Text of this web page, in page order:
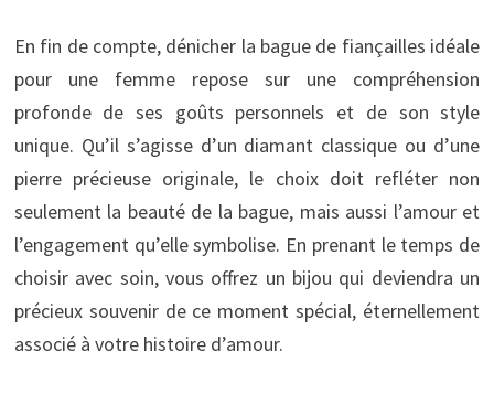
En fin de compte, dénicher la bague de fiançailles idéale
pour une femme repose sur une compréhension
profonde de ses goûts personnels et de son style
unique. Qu’il s’agisse d’un diamant classique ou d’une
pierre précieuse originale, le choix doit refléter non
seulement la beauté de la bague, mais aussi l’amour et
l’engagement qu’elle symbolise. En prenant le temps de
choisir avec soin, vous offrez un bijou qui deviendra un
précieux souvenir de ce moment spécial, éternellement
associé à votre histoire d’amour.